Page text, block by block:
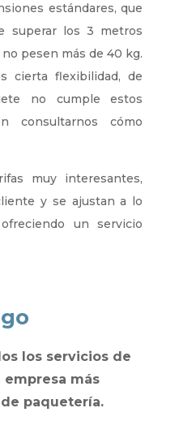
estándares, que
superar los 3 metros
pesen más de 40 kg.
cierta flexibilidad, de
no cumple estos
consultarnos cómo
muy interesantes,
y se ajustan a lo
un servicio
los servicios de
más
paquetería.